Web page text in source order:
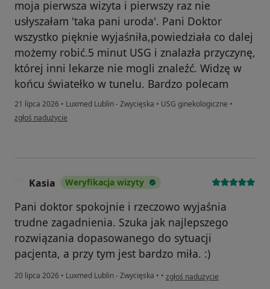
moja pierwsza wizyta i pierwszy raz nie
usłyszałam 'taka pani uroda'. Pani Doktor
wszystko pięknie wyjaśniła,powiedziała co dalej
możemy robić.5 minut USG i znalazła przyczynę,
której inni lekarze nie mogli znaleźć. Widzę w
końcu światełko w tunelu. Bardzo polecam
21 lipca 2026 • Luxmed Lublin - Zwycięska • USG ginekologiczne •
w opinii użytkownika DS
zgłoś nadużycie
Kasia Weryfikacja wizyty
Pani doktor spokojnie i rzeczowo wyjaśnia
trudne zagadnienia. Szuka jak najlepszego
rozwiązania dopasowanego do sytuacji
pacjenta, a przy tym jest bardzo miła. :)
20 lipca 2026 • Luxmed Lublin - Zwycięska • • w opinii użytkownika Kasia
zgłoś nadużycie